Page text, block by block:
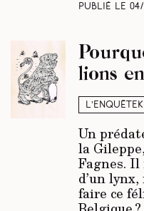
Publié le
lions
Un
la
Fagnes. Il
d’un
faire ce